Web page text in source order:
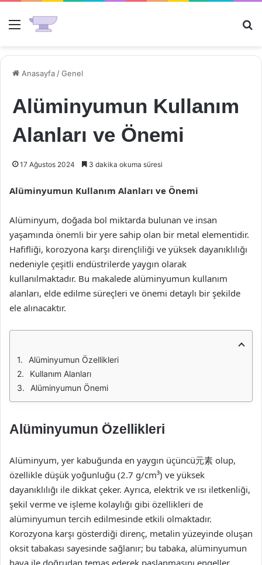
Menü
Anasayfa /Genel
Alüminyumun Kullanım
Alanları ve Önemi
17 Ağustos 2024 3 dakika okuma süresi
Alüminyumun Kullanım Alanları ve Önemi
Alüminyum, doğada bol miktarda bulunan ve insan
yaşamında önemli bir yere sahip olan bir metal elementidir.
Hafifliği, korozyona karşı dirençliliği ve yüksek dayanıklılığı
nedeniyle çeşitli endüstrilerde yaygın olarak
kullanılmaktadır. Bu makalede alüminyumun kullanım
alanları, elde edilme süreçleri ve önemi detaylı bir şekilde
ele alınacaktır.
Alüminyumun Özellikleri
Kullanım Alanları
Alüminyumun Önemi
Alüminyumun Özellikleri
Alüminyum, yer kabuğunda en yaygın üçüncü元素 olup,
özellikle düşük yoğunluğu (2.7 g/cm³) ve yüksek
dayanıklılığı ile dikkat çeker. Ayrıca, elektrik ve ısı iletkenliği,
şekil verme ve işleme kolaylığı gibi özellikleri de
alüminyumun tercih edilmesinde etkili olmaktadır.
Korozyona karşı gösterdiği direnç, metalin yüzeyinde oluşan
oksit tabakası sayesinde sağlanır; bu tabaka, alüminyumun
hava ile doğrudan temas ederek paslanmasını engeller.